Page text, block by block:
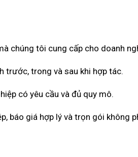
chúng tôi cung cấp cho doanh
trước, trong và sau khi hợp tác.
có yêu cầu và đủ quy mô.
báo giá hợp lý và trọn gói không